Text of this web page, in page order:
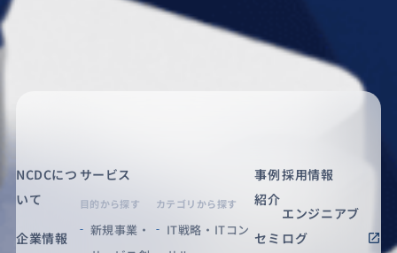
NCDCにつ
いて
企業情報
サービス
目的から探す
新規事業・
カテゴリから探す
IT戦略・ITコン
事例
紹介
セミ
採用情報
エンジニアブ
ログ